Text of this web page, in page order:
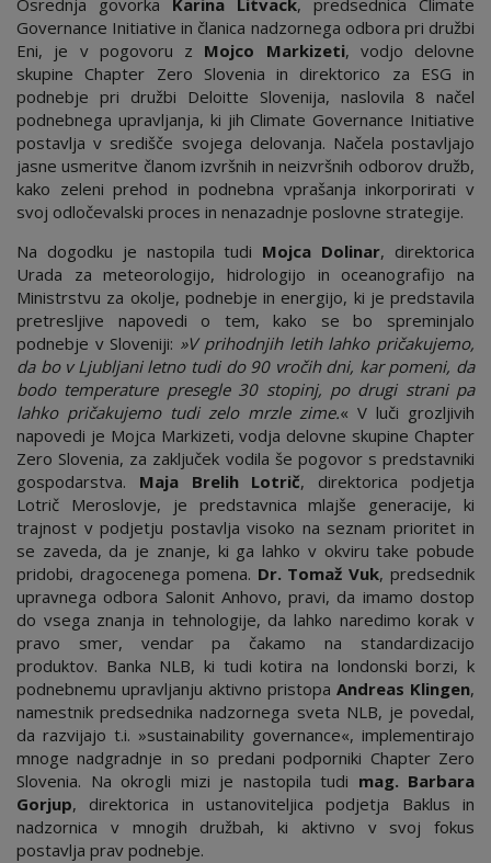
Osrednja govorka Karina Litvack, predsednica Climate
Governance Initiative in članica nadzornega odbora pri družbi
Eni, je v pogovoru z Mojco Markizeti, vodjo delovne
skupine Chapter Zero Slovenia in direktorico za ESG in
podnebje pri družbi Deloitte Slovenija, naslovila 8 načel
podnebnega upravljanja, ki jih Climate Governance Initiative
postavlja v središče svojega delovanja. Načela postavljajo
jasne usmeritve članom izvršnih in neizvršnih odborov družb,
kako zeleni prehod in podnebna vprašanja inkorporirati v
svoj odločevalski proces in nenazadnje poslovne strategije.
Na dogodku je nastopila tudi Mojca Dolinar, direktorica
Urada za meteorologijo, hidrologijo in oceanografijo na
Ministrstvu za okolje, podnebje in energijo, ki je predstavila
pretresljive napovedi o tem, kako se bo spreminjalo
podnebje v Sloveniji: »V prihodnjih letih lahko pričakujemo,
da bo v Ljubljani letno tudi do 90 vročih dni, kar pomeni, da
bodo temperature presegle 30 stopinj, po drugi strani pa
lahko pričakujemo tudi zelo mrzle zime.« V luči grozljivih
napovedi je Mojca Markizeti, vodja delovne skupine Chapter
Zero Slovenia, za zaključek vodila še pogovor s predstavniki
gospodarstva. Maja Brelih Lotrič, direktorica podjetja
Lotrič Meroslovje, je predstavnica mlajše generacije, ki
trajnost v podjetju postavlja visoko na seznam prioritet in
se zaveda, da je znanje, ki ga lahko v okviru take pobude
pridobi, dragocenega pomena. Dr. Tomaž Vuk, predsednik
upravnega odbora Salonit Anhovo, pravi, da imamo dostop
do vsega znanja in tehnologije, da lahko naredimo korak v
pravo smer, vendar pa čakamo na standardizacijo
produktov. Banka NLB, ki tudi kotira na londonski borzi, k
podnebnemu upravljanju aktivno pristopa Andreas Klingen,
namestnik predsednika nadzornega sveta NLB, je povedal,
da razvijajo t.i. »sustainability governance«, implementirajo
mnoge nadgradnje in so predani podporniki Chapter Zero
Slovenia. Na okrogli mizi je nastopila tudi mag. Barbara
Gorjup, direktorica in ustanoviteljica podjetja Baklus in
nadzornica v mnogih družbah, ki aktivno v svoj fokus
postavlja prav podnebje.